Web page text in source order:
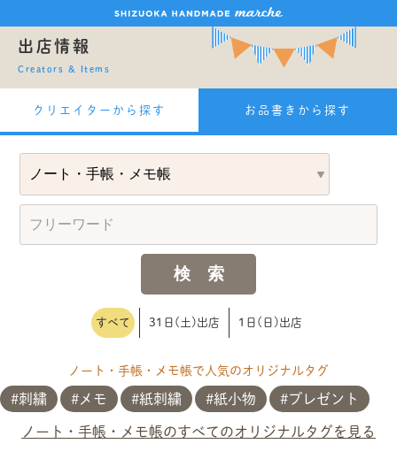
出店情報
Creators & Items
クリエイターから探す お品書きから探す
すべて 31日(土)出店 1日(日)出店
ノート・手帳・メモ帳で人気のオリジナルタグ
刺繍 メモ 紙刺繍 紙小物 プレゼント
ノート・手帳・メモ帳のすべてのオリジナルタグを見る